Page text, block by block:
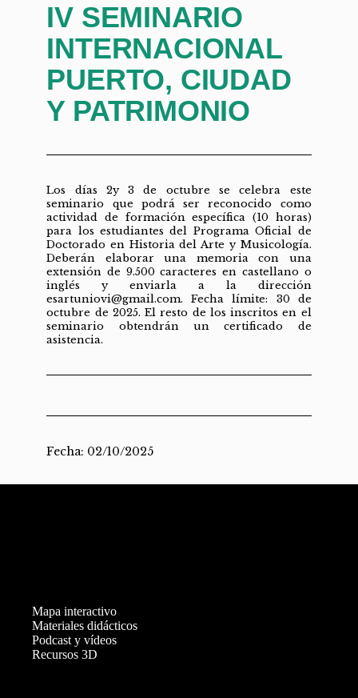
IV SEMINARIO
INTERNACIONAL
PUERTO, CIUDAD
Y PATRIMONIO
Los días 2y 3 de octubre se celebra este
seminario que podrá ser reconocido como
actividad de formación específica (10 horas)
para los estudiantes del Programa Oficial de
Doctorado en Historia del Arte y Musicología.
Deberán elaborar una memoria con una
extensión de 9.500 caracteres en castellano o
inglés y enviarla a la dirección
esartuniovi@gmail.com. Fecha límite: 30 de
octubre de 2025. El resto de los inscritos en el
seminario obtendrán un certificado de
asistencia.
Fecha: 02/10/2025
Mapa interactivo
Materiales didácticos
Podcast y vídeos
Recursos 3D